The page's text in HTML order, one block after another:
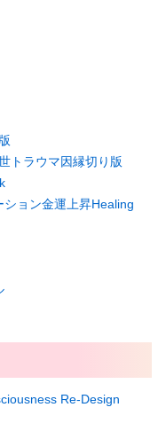
トラウマ因縁切り版
ョン金運上昇Healing
Re-Design